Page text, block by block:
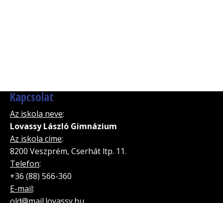
Kapcsolat
Az iskola neve:
Lovassy László Gimnázium
Az iskola címe:
8200 Veszprém, Cserhát ltp. 11.
Telefon:
+36 (88) 566-360
E-mail:
old@mail.lovassy.hu